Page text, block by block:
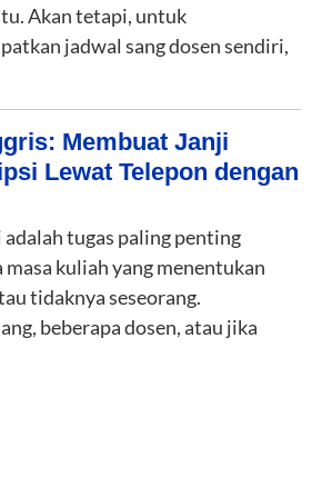
Akan tetapi, untuk
jadwal sang dosen sendiri,
Membuat Janji
Lewat Telepon dengan
adalah tugas paling penting
masa kuliah yang menentukan
tidaknya seseorang.
beberapa dosen, atau jika